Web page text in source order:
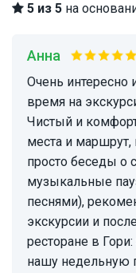
5 из 5 на
Анна
Очень интересно и с удовольствием провели
время на
Чистый и
места и маршрут,
просто беседы о
музыкальные
песнями),
экскурсии и
ресторане в
нашу недельную